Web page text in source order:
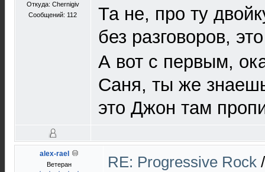
Откуда: Chernigiv
Сообщений: 112
Та не, про ту
без разговоров,
А вот с первым,
Саня, ты же
это Джон там
alex-rael
Ветеран RE: Progressive Rock